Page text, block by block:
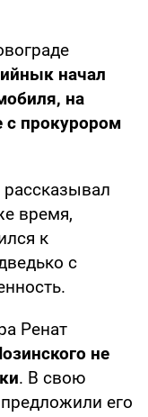
начал
на
с прокурором
время,
к
с
Ренат
не
. В свою
его